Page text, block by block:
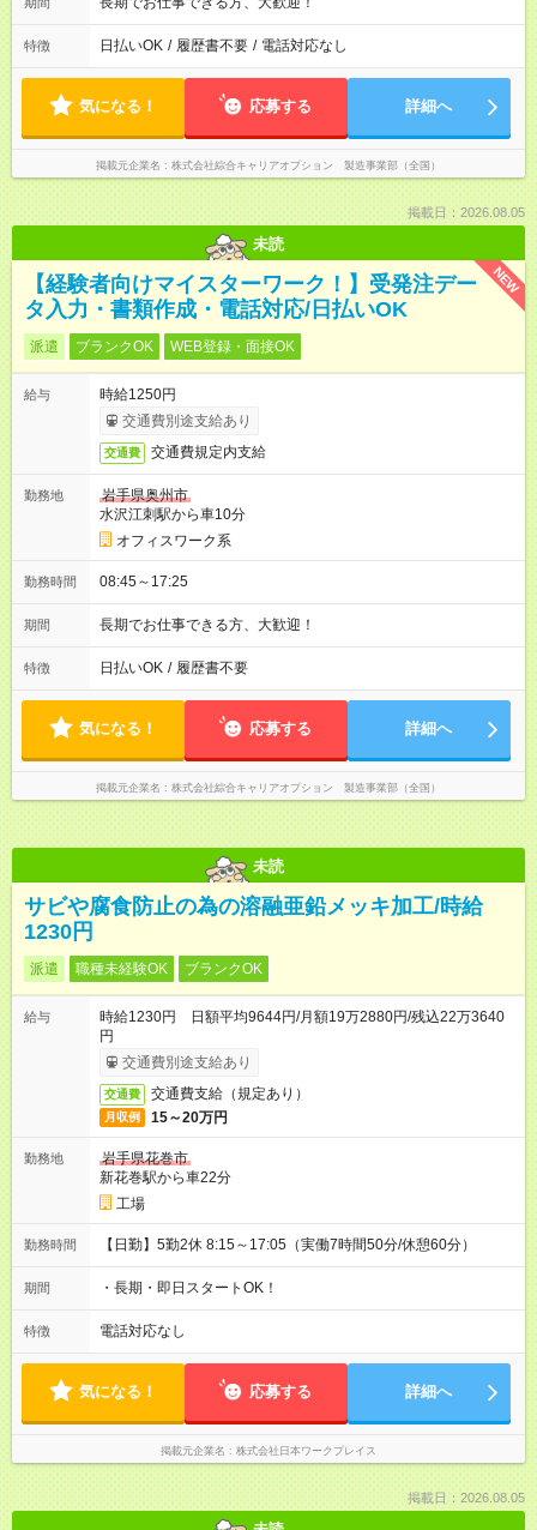
特徴 日払いOK / 履歴書不要 / 電話対応なし
気になる！ 応募する 詳細へ
掲載元企業名 株式会社綜合キャリアオプション 製造事業部（全国）
掲載日：2026.08.05
未読
NEW
【経験者向けマイスターワーク！】受発注デー
タ入力・書類作成・電話対応/日払いOK
派遣 ブランクOK WEB登録・面接OK
給与
時給1250円
交通費別途支給あり
交通費 交通費規定内支給
勤務地
岩手県奥州市
水沢江刺駅から車10分
オフィスワーク系
勤務時間 08:45～17:25
期間 長期でお仕事できる方、大歓迎！
特徴 日払いOK / 履歴書不要
気になる！ 応募する 詳細へ
掲載元企業名 株式会社綜合キャリアオプション 製造事業部（全国）
未読
サビや腐食防止の為の溶融亜鉛メッキ加工/時給
1230円
派遣 職種未経験OK ブランクOK
給与
時給1230円 日額平均9644円/月額19万2880円/残込22万3640
円
交通費別途支給あり
交通費 交通費支給（規定あり）
月収例 15～20万円
勤務地
岩手県花巻市
新花巻駅から車22分
工場
勤務時間 【日勤】5勤2休 8:15～17:05（実働7時間50分/休憩60分）
期間 ・長期・即日スタートOK！
特徴 電話対応なし
気になる！ 応募する 詳細へ
掲載元企業名 株式会社日本ワークプレイス
掲載日：2026.08.05